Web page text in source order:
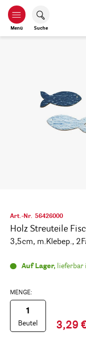
Menü Suche
Art.-Nr. 56426000
Holz Streuteile
3,5cm, m.Klebep.,
Auf Lager, lieferbar
MENGE:
Beutel 3,29